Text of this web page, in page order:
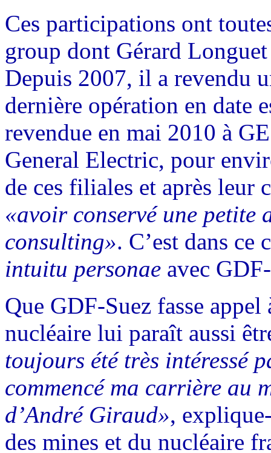
Ces participations ont
group dont Gérard
Depuis 2007, il a revendu
dernière opération en date
revendue en mai 2010 à
General Electric, pour
de ces filiales et après leur
«avoir conservé une petite
consulting». C’est dans ce
intuitu personae avec
Que GDF-Suez fasse
nucléaire lui paraît aussi
toujours été très intéressé
commencé ma carrière au
d’André Giraud»,
des mines et du nucléaire